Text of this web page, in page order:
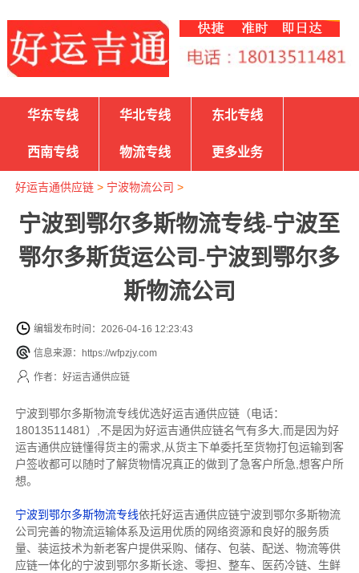
华东专线 华北专线 东北专线
西南专线 物流专线 更多业务
好运吉通供应链> 宁波物流公司 >
宁波到鄂尔多斯物流专线-宁波至
鄂尔多斯货运公司-宁波到鄂尔多
斯物流公司
编辑发布时间：2026-04-16 12:23:43
信息来源：https://wfpzjy.com
作者：好运吉通供应链
宁波到鄂尔多斯物流专线优选好运吉通供应链（电话：
18013511481）,不是因为好运吉通供应链名气有多大,而是因为好
运吉通供应链懂得货主的需求,从货主下单委托至货物打包运输到客
户签收都可以随时了解货物情况真正的做到了急客户所急,想客户所
想。
宁波到鄂尔多斯物流专线依托好运吉通供应链宁波到鄂尔多斯物流
公司完善的物流运输体系及运用优质的网络资源和良好的服务质
量、装运技术为新老客户提供采购、储存、包装、配送、物流等供
应链一体化的宁波到鄂尔多斯长途、零担、整车、医药冷链、生鲜